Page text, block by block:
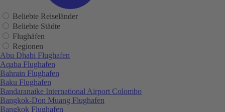
Beliebte Reiseländer
Beliebte Städte
Flughäfen
Regionen
Abu Dhabi Flughafen
Aqaba Flughafen
Bahrain Flughafen
Baku Flughafen
Bandaranaike International Airport Colombo
Bangkok-Don Muang Flughafen
Bangkok Flughafen